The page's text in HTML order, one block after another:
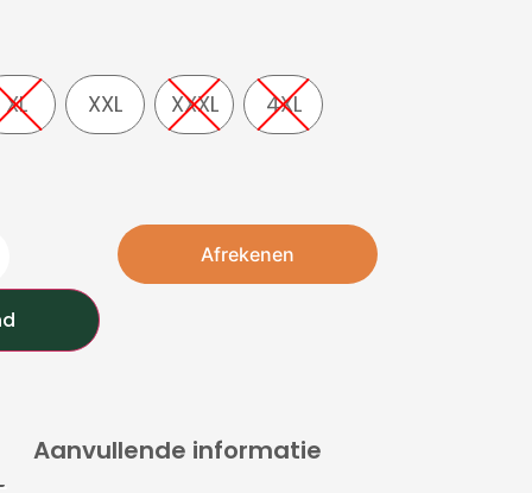
XL XXL XXXL 4XL
Afrekenen
Aanvullende informatie